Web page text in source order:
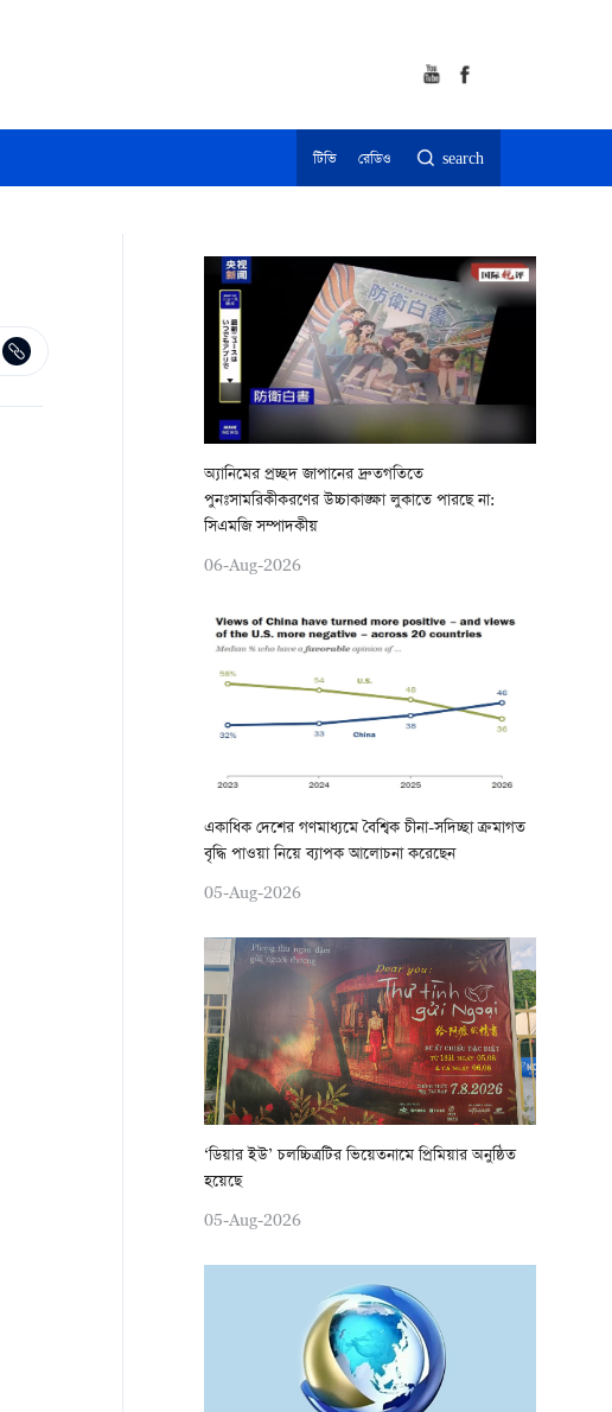
টিভি রেডিও search
অ্যানিমের প্রচ্ছদ জাপানের দ্রুতগতিতে
পুনঃসামরিকীকরণের উচ্চাকাঙ্ক্ষা লুকাতে পারছে না:
সিএমজি সম্পাদকীয়
06-Aug-2026
একাধিক দেশের গণমাধ্যমে বৈশ্বিক চীনা-সদিচ্ছা ক্রমাগত
বৃদ্ধি পাওয়া নিয়ে ব্যাপক আলোচনা করেছেন
05-Aug-2026
‘ডিয়ার ইউ’ চলচ্চিত্রটির ভিয়েতনামে প্রিমিয়ার অনুষ্ঠিত
হয়েছে
05-Aug-2026